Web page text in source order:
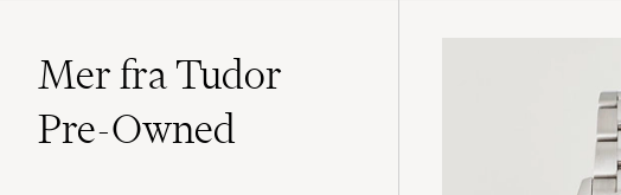
Mer fra Tudor
Pre-Owned